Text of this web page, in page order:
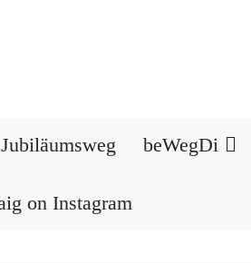
Jubiläumsweg beWegDi